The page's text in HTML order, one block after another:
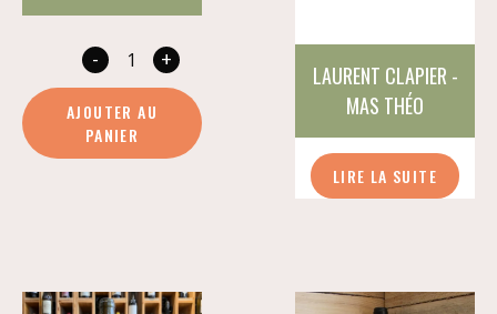
-
quantité
de
La
dalle
+
AJOUTER AU
PANIER
LAURENT CLAPIER -
MAS THÉO
LIRE LA SUITE